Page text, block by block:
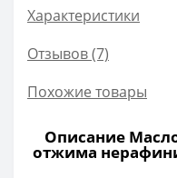
Характеристики
Отзывов (7)
Похожие товары
Описание
отжима